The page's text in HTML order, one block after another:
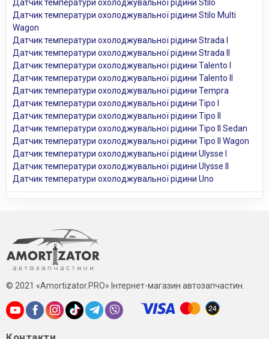
Датчик температури охолоджувальної рідини Stilo
Датчик температури охолоджувальної рідини Stilo Multi
Wagon
Датчик температури охолоджувальної рідини Strada I
Датчик температури охолоджувальної рідини Strada II
Датчик температури охолоджувальної рідини Talento I
Датчик температури охолоджувальної рідини Talento II
Датчик температури охолоджувальної рідини Tempra
Датчик температури охолоджувальної рідини Tipo I
Датчик температури охолоджувальної рідини Tipo II
Датчик температури охолоджувальної рідини Tipo II Sedan
Датчик температури охолоджувальної рідини Tipo II Wagon
Датчик температури охолоджувальної рідини Ulysse I
Датчик температури охолоджувальної рідини Ulysse II
Датчик температури охолоджувальної рідини Uno
© 2021 «Amortizator.PRO» Інтернет-магазин автозапчастин.